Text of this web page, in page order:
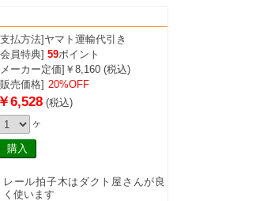
払方法]ヤマト運輸代引き
員特典] 59ポイント
ーカー定価]￥8,160 (税込)
売価格] 20%OFF
￥6,528(税込)
ヶ
レール拍子木はダクト屋さんが良
く使います